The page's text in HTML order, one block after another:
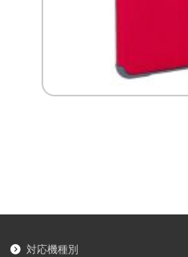
対応機種別